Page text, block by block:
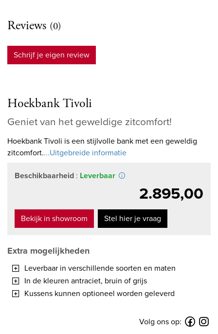
Reviews (0)
Schrijf je eigen review
Hoekbank Tivoli
Geniet van het geweldige zitcomfort!
Hoekbank Tivoli is een stijlvolle bank met een geweldig
zitcomfort....Uitgebreide informatie
Beschikbaarheid : Leverbaar
2.895,00
Bekijk in showroom Stel hier je vraag
Extra mogelijkheden
Leverbaar in verschillende soorten en maten
In de kleuren antraciet, bruin of grijs
Kussens kunnen optioneel worden geleverd
Volg ons op: